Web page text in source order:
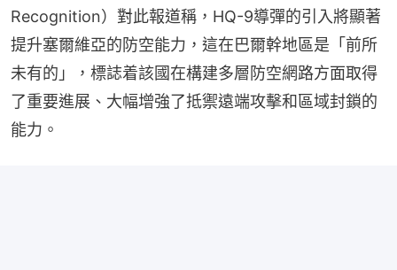
Recognition）對此報道稱，HQ-9導彈的引入將顯著
提升塞爾維亞的防空能力，這在巴爾幹地區是「前所
未有的」，標誌着該國在構建多層防空網路方面取得
了重要進展、大幅增強了抵禦遠端攻擊和區域封鎖的
能力。